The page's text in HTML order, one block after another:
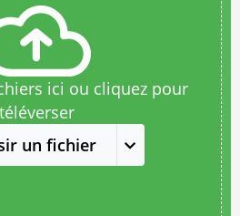
ici ou cliquez pour
téléverser
un fichier